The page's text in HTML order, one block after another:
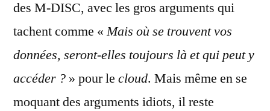
des M-DISC, avec les gros arguments qui
tachent comme «Mais où se trouvent vos
données, seront-elles toujours là et qui peut y
accéder ? » pour le cloud. Mais même en se
moquant des arguments idiots, il reste